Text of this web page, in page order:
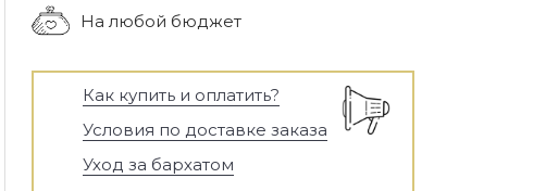
На любой бюджет
Как купить и оплатить?
Условия по доставке заказа
Уход за бархатом